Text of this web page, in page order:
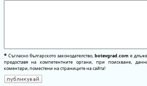
*Съгласно българското законодателство, botevgrad.comе
предоставя на компетентните органи, при поискване,
коментари, поместени на страниците на сайта!